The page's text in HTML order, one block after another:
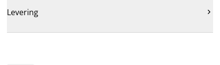
Levering 